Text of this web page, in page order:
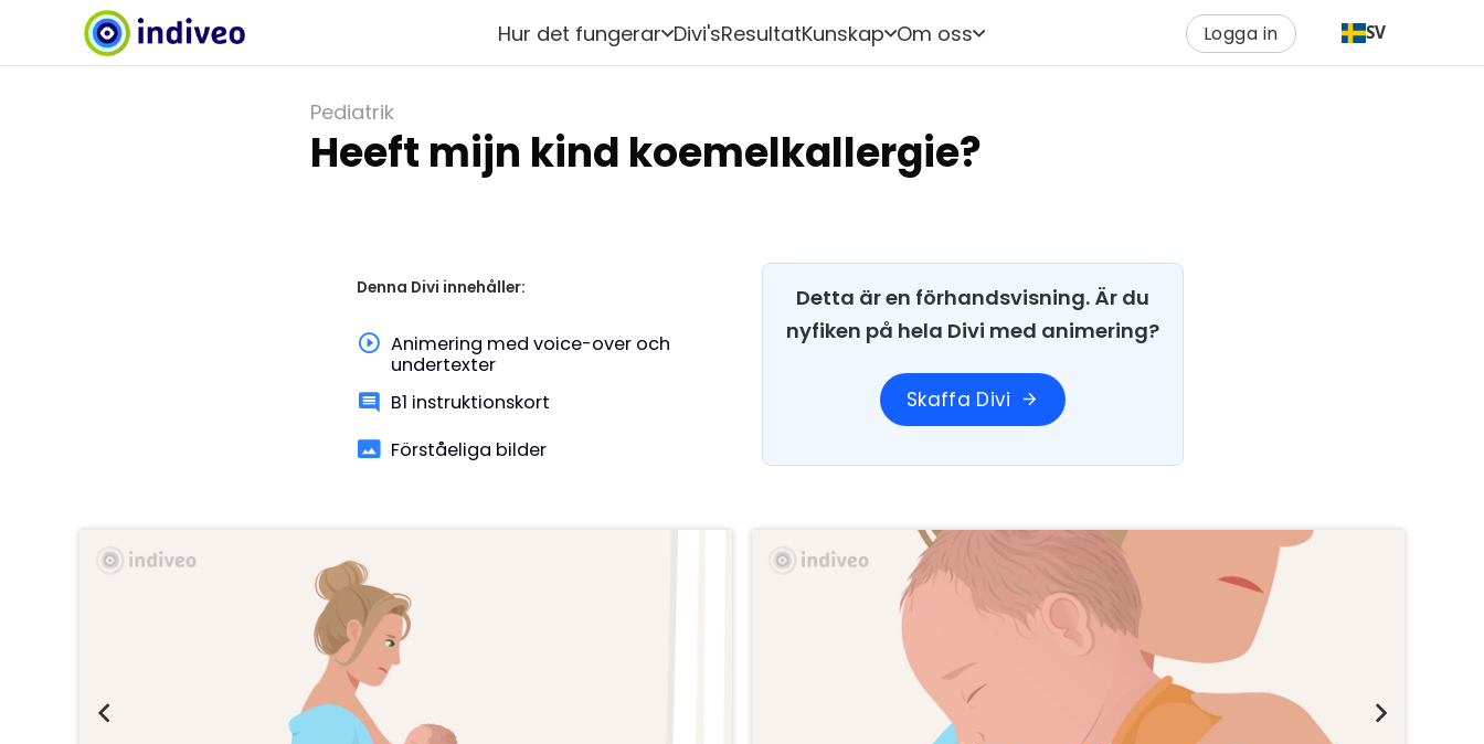
Hur det fungerar Divi'sResultatKunskap Om oss Logga in SV
Pediatrik
Heeft mijn kind koemelkallergie?
Denna Divi innehåller:
Animering med voice-over och
undertexter
B1 instruktionskort
Förståeliga bilder
Detta är en förhandsvisning. Är du
nyfiken på hela Divi med animering?
Skaffa Divi arrow_forward